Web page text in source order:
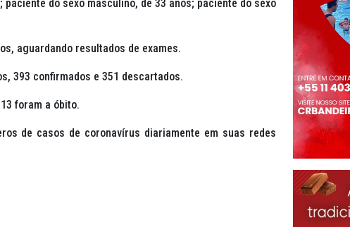
do sexo masculino, de 33 anos; paciente do sexo
aguardando resultados de exames.
393 confirmados e 351 descartados.
foram a óbito.
de casos de coronavírus diariamente em suas redes